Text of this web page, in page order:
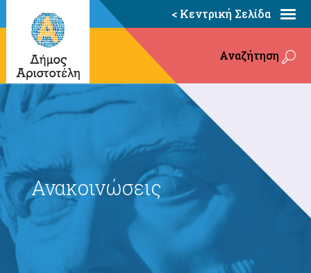
< Κεντρική Σελίδα
Αναζήτηση
Ανακοινώσεις